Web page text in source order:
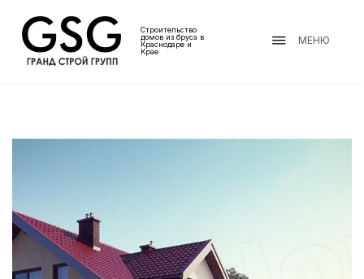
Строительство
домов из бруса в
Краснодаре и
Крае
МЕНЮ